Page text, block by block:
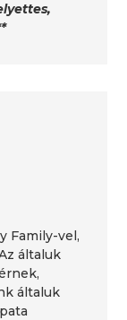
Family-vel,
általuk
általuk